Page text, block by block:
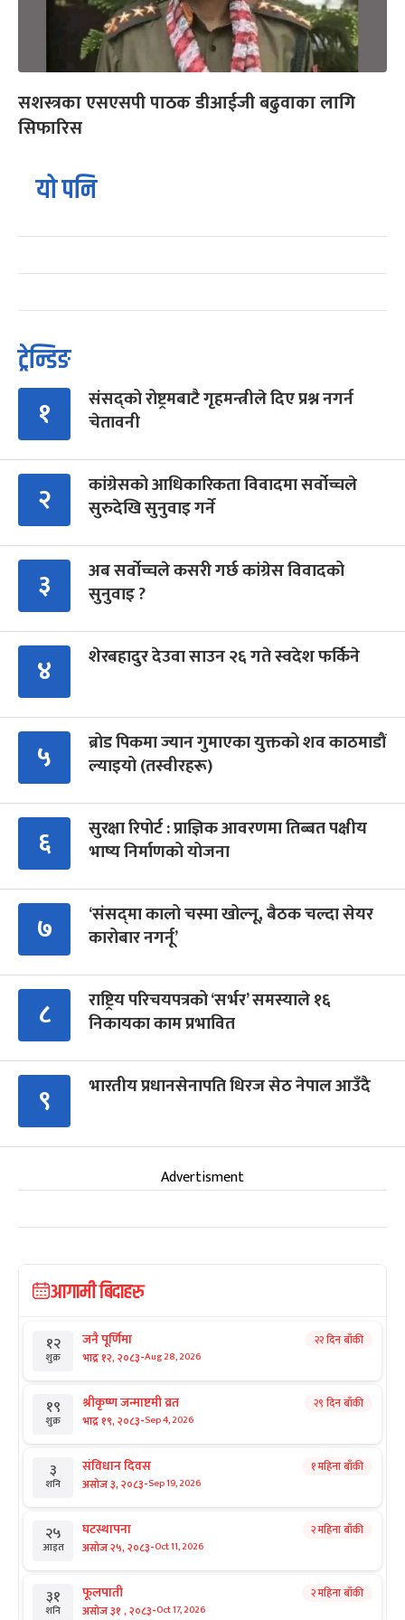
सशस्त्रका एसएसपी पाठक डीआईजी बढुवाका लागि
सिफारिस
यो पनि
ट्रेन्डिङ
१
संसद्को रोष्ट्रमबाटै गृहमन्त्रीले दिए प्रश्न नगर्न
चेतावनी
२
कांग्रेसको आधिकारिकता विवादमा सर्वोच्चले
सुरुदेखि सुनुवाइ गर्ने
३
अब सर्वोच्चले कसरी गर्छ कांग्रेस विवादको
सुनुवाइ ?
४ शेरबहादुर देउवा साउन २६ गते स्वदेश फर्किने
५
ब्रोड पिकमा ज्यान गुमाएका युक्तको शव काठमाडौं
ल्याइयो (तस्वीरहरू)
६
सुरक्षा रिपोर्ट : प्राज्ञिक आवरणमा तिब्बत पक्षीय
भाष्य निर्माणको योजना
७
‘संसद्‍मा कालो चस्मा खोल्नू, बैठक चल्दा सेयर
कारोबार नगर्नू’
८
राष्ट्रिय परिचयपत्रको ‘सर्भर’ समस्याले १६
निकायका काम प्रभावित
९ भारतीय प्रधानसेनापति धिरज सेठ नेपाल आउँदै
Advertisment
आगामी बिदाहरु
१२
शुक्र
जनै पूर्णिमा
भाद्र १२, २०८३-Aug 28, 2026
२२ दिन बाँकी
१९
शुक्र
श्रीकृष्ण जन्माष्टमी व्रत
भाद्र १९, २०८३-Sep 4, 2026
२९ दिन बाँकी
३
शनि
संविधान दिवस
असोज ३, २०८३-Sep 19, 2026
१ महिना बाँकी
२५
आइत
घटस्थापना
असोज २५, २०८३-Oct 11, 2026
२ महिना बाँकी
३१
शनि
फूलपाती
असोज ३१ , २०८३-Oct 17, 2026
२ महिना बाँकी